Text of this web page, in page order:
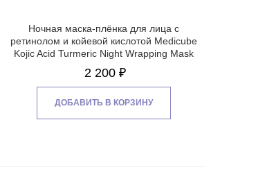
Ночная маска-плёнка для лица с
ретинолом и койевой кислотой Medicube
Kojic Acid Turmeric Night Wrapping Mask
2 200 ₽
ДОБАВИТЬ В КОРЗИНУ